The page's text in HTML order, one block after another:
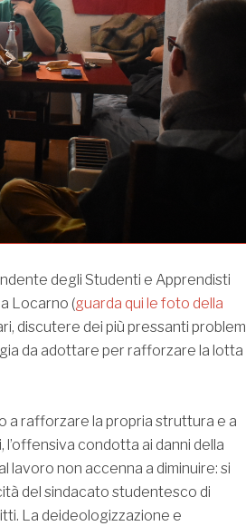
degli Studenti e Apprendisti
Locarno (guarda qui le foto della
discutere dei più pressanti
da adottare per rafforzare la lotta
a rafforzare la propria struttura e a
condotta ai danni della
lavoro non accenna a diminuire: si
del sindacato studentesco di
La deideologizzazione e